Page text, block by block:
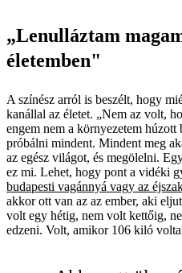
„Lenulláztam
életemben"
A színész arról is beszélt, hogy
kanállal az életet. „Nem az volt,
engem nem a környezetem húzott
próbálni mindent. Mindent meg
az egész világot, és megölelni.
ez mi. Lehet, hogy pont a vidéki
budapesti vagánnyá vagy az
akkor ott van az az ember, aki
volt egy hétig, nem volt kettőig,
edzeni. Volt, amikor 106 kiló